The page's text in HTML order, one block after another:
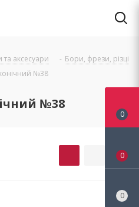
аксесуари - Бори, фрези, різці
№38
№38
0
0
0